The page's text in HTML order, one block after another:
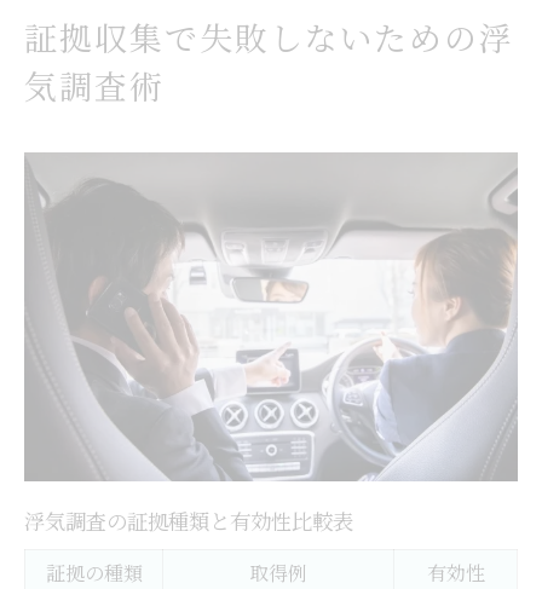
証拠収集で失敗しないための浮
気調査術
浮気調査の証拠種類と有効性比較表
証拠の種類 取得例
有効性